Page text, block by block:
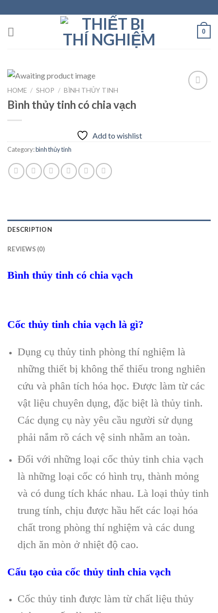
to
content
0
HOME / SHOP / BÌNH THỦY TINH
Bình thủy tinh có chia vạch
Add to wishlist
Category:bình thủy tinh
DESCRIPTION
REVIEWS (0)
Bình thủy tinh có chia vạch
Cốc thủy tinh chia vạch là gì?
Dụng cụ thủy tinh phòng thí nghiệm là
những thiết bị không thể thiếu trong nghiên
cứu và phân tích hóa học. Được làm từ các
vật liệu chuyên dụng, đặc biệt là thủy tinh.
Các dụng cụ này yêu cầu người sử dụng
phải nắm rõ cách vệ sinh nhằm an toàn.
Đối với những loại cốc thủy tinh chia vạch
là những loại cốc có hình trụ, thành mỏng
và có dung tích khác nhau. Là loại thủy tinh
trung tính, chịu được hầu hết các loại hóa
chất trong phòng thí nghiệm và các dung
dịch ăn mòn ở nhiệt độ cao.
Cấu tạo của cốc thủy tinh chia vạch
Cốc thủy tinh được làm từ chất liệu thủy